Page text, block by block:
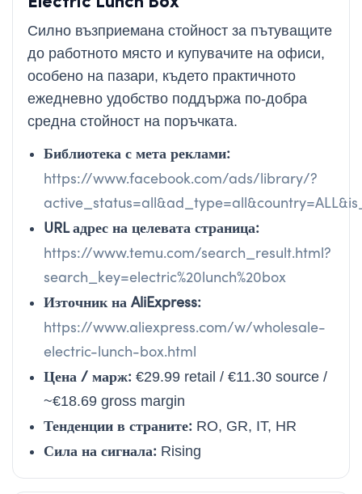
Силно възприемана стойност за пътуващите
до работното място и купувачите на офиси,
особено на пазари, където практичното
ежедневно удобство поддържа по-добра
средна стойност на поръчката.
Библиотека с мета реклами:
https://www.facebook.com/ads/library/?
URL адрес на целевата страница:
https://www.temu.com/search_result.html?
search_key=electric%20lunch%20box
Източник на AliExpress:
https://www.aliexpress.com/w/wholesale-
electric-lunch-box.html
Цена / марж: €29.99 retail / €11.30 source /
~€18.69 gross margin
Тенденции в страните: RO, GR, IT, HR
Сила на сигнала: Rising